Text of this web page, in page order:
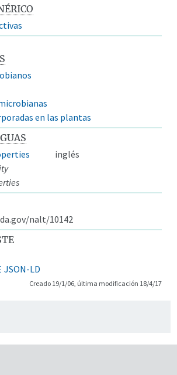
en las plantas
inglés
nalt/10142
JSON-LD
Creado 19/1/06, última modificación 18/4/17